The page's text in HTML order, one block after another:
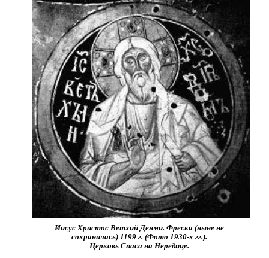
Иисус Христос Ветхий Денми. Фреска (ныне не
сохранилась) 1199 г. (Фото 1930-х гг.).
Церковь Спаса на Нередице.